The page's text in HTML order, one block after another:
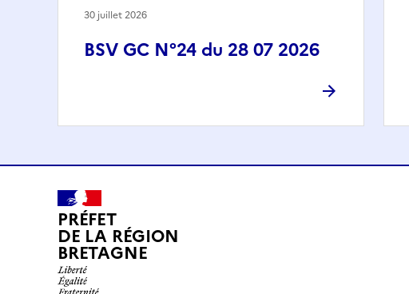
BSV GC N°24 du 28 07 2026
30 juillet 2026
PRÉFET
DE LA RÉGION
BRETAGNE